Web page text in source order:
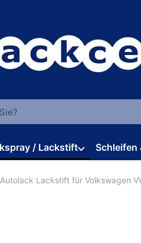
ein. Während Sie tippen,
/ Lackstift Schleifen
Autolack Lackstift für Volkswagen